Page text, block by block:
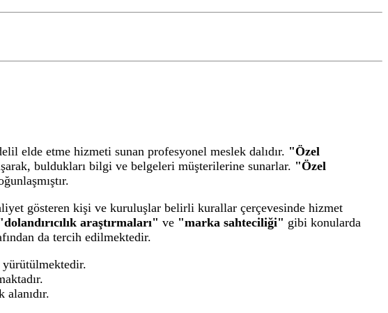
elde etme hizmeti sunan profesyonel meslek dalıdır. "Özel
buldukları bilgi ve belgeleri müşterilerine sunarlar. "Özel
gösteren kişi ve kuruluşlar belirli kurallar çerçevesinde hizmet
araştırmaları" ve "marka sahteciliği" gibi konularda
da tercih edilmektedir.
yürütülmektedir.